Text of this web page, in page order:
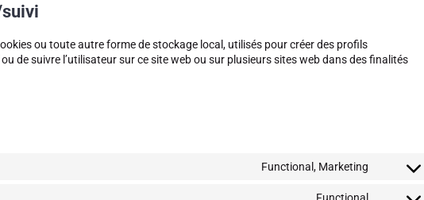
ou toute autre forme de stockage local, utilisés pour créer des profils
de suivre l’utilisateur sur ce site web ou sur plusieurs sites web dans des finalités
Functional, Marketing
Consent
Functional